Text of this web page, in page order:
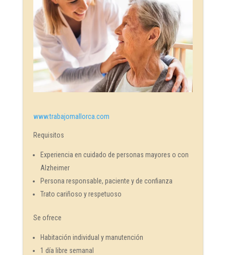
www.trabajomallorca.com
Requisitos
Experiencia en cuidado de personas mayores o con
Alzheimer
Persona responsable, paciente y de confianza
Trato cariñoso y respetuoso
Se ofrece
Habitación individual y manutención
1 día libre semanal